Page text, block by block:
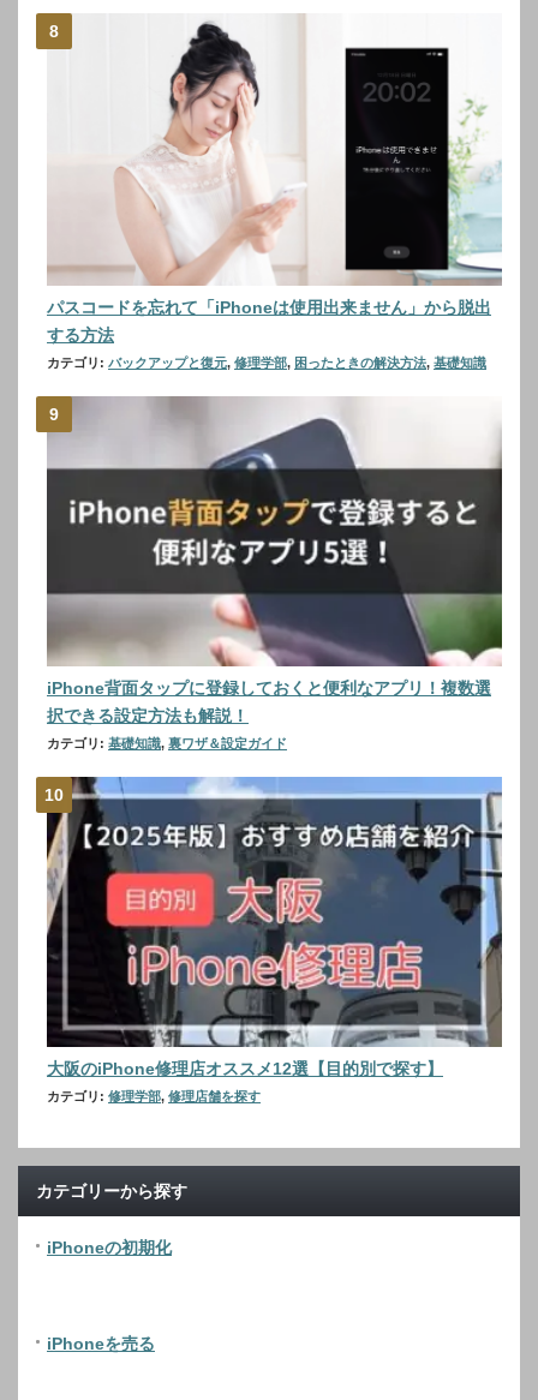
パスコードを忘れて「iPhoneは使用出来ません」から脱出
する方法
カテゴリ: バックアップと復元, 修理学部, 困ったときの解決方法, 基礎知識
iPhone背面タップに登録しておくと便利なアプリ！複数選
択できる設定方法も解説！
カテゴリ: 基礎知識, 裏ワザ＆設定ガイド
大阪のiPhone修理店オススメ12選【目的別で探す】
カテゴリ: 修理学部, 修理店舗を探す
カテゴリーから探す
iPhoneの初期化
iPhoneを売る